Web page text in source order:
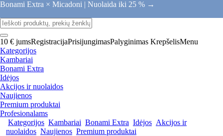
Bonami Extra × Micadoni | Nuolaida iki 25 % →
10 € jumsRegistracijaPrisijungimasPalyginimas KrepšelisMenu
Kategorijos
Kambariai
Bonami Extra
Idėjos
Akcijos ir nuolaidos
Naujienos
Premium produktai
Profesionalams
Kategorijos Kambariai Bonami Extra Idėjos Akcijos ir
nuolaidos Naujienos Premium produktai